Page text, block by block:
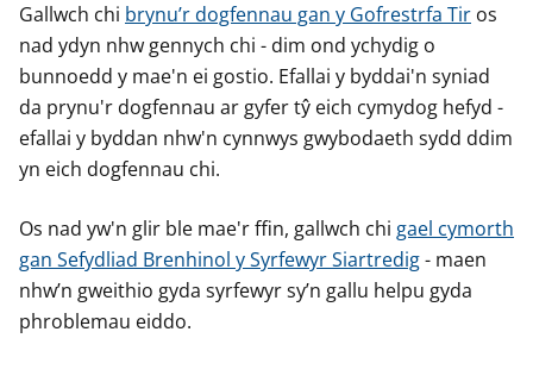
Gallwch chi brynu’r dogfennau gan y Gofrestrfa Tir os
nad ydyn nhw gennych chi - dim ond ychydig o
bunnoedd y mae'n ei gostio. Efallai y byddai'n syniad
da prynu'r dogfennau ar gyfer tŷ eich cymydog hefyd -
efallai y byddan nhw'n cynnwys gwybodaeth sydd ddim
yn eich dogfennau chi.
Os nad yw'n glir ble mae'r ffin, gallwch chi gael cymorth
gan Sefydliad Brenhinol y Syrfewyr Siartredig- maen
nhw’n gweithio gyda syrfewyr sy’n gallu helpu gyda
phroblemau eiddo.